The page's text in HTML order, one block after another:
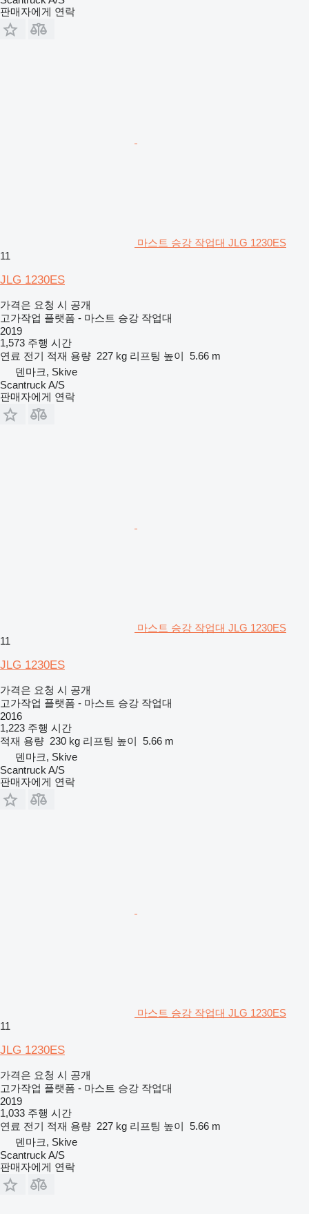
판매자에게 연락
마스트 승강 작업대 JLG 1230ES
11
JLG 1230ES
가격은 요청 시 공개
고가작업 플랫폼 - 마스트 승강 작업대
2019
1,573 주행 시간
연료 전기 적재 용량 227 kg 리프팅 높이 5.66 m
덴마크, Skive
Scantruck A/S
판매자에게 연락
마스트 승강 작업대 JLG 1230ES
11
JLG 1230ES
가격은 요청 시 공개
고가작업 플랫폼 - 마스트 승강 작업대
2016
1,223 주행 시간
적재 용량 230 kg 리프팅 높이 5.66 m
덴마크, Skive
Scantruck A/S
판매자에게 연락
마스트 승강 작업대 JLG 1230ES
11
JLG 1230ES
가격은 요청 시 공개
고가작업 플랫폼 - 마스트 승강 작업대
2019
1,033 주행 시간
연료 전기 적재 용량 227 kg 리프팅 높이 5.66 m
덴마크, Skive
Scantruck A/S
판매자에게 연락